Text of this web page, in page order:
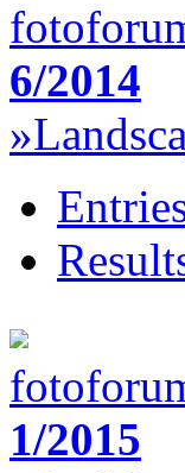
6/2014
1/2015